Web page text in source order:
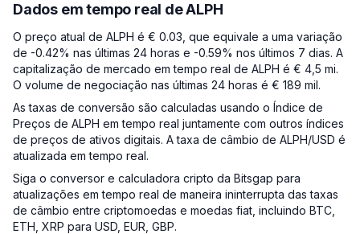
Dados em tempo real de ALPH
O preço atual de ALPH é € 0.03, que equivale a uma variação
de -0.42% nas últimas 24 horas e -0.59% nos últimos 7 dias. A
capitalização de mercado em tempo real de ALPH é € 4,5 mi.
O volume de negociação nas últimas 24 horas é € 189 mil.
As taxas de conversão são calculadas usando o Índice de
Preços de ALPH em tempo real juntamente com outros índices
de preços de ativos digitais. A taxa de câmbio de ALPH/USD é
atualizada em tempo real.
Siga o conversor e calculadora cripto da Bitsgap para
atualizações em tempo real de maneira ininterrupta das taxas
de câmbio entre criptomoedas e moedas fiat, incluindo BTC,
ETH, XRP para USD, EUR, GBP.